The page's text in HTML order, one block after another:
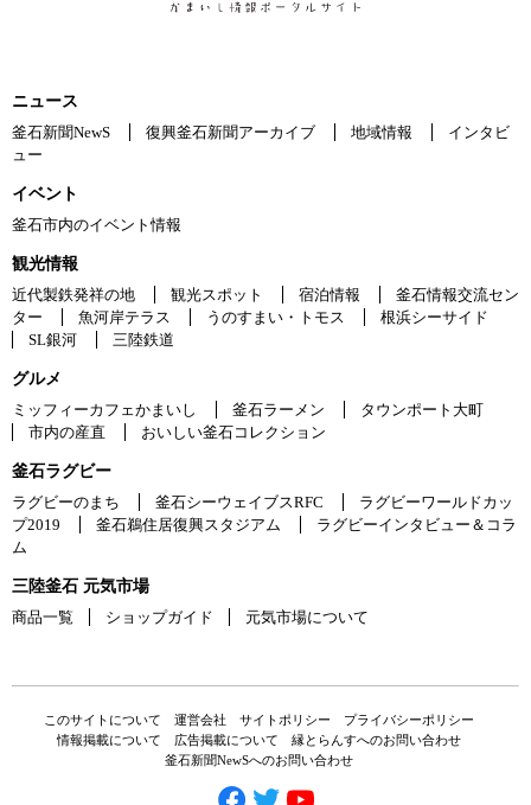
ニュース
釜石新聞NewS
復興釜石新聞アーカイブ 地域情報
インタビ
ュー
イベント
釜石市内のイベント情報
観光情報
近代製鉄発祥の地
観光スポット 宿泊情報
釜石情報交流セン
ター
魚河岸テラス うのすまい・トモス
根浜シーサイド
SL銀河
三陸鉄道
グルメ
ミッフィーカフェかまいし
釜石ラーメン
タウンポート大町
市内の産直
おいしい釜石コレクション
釜石ラグビー
ラグビーのまち
釜石シーウェイブスRFC
ラグビーワールドカッ
プ2019
釜石鵜住居復興スタジアム
ラグビーインタビュー＆コラ
ム
三陸釜石 元気市場
商品一覧
ショップガイド 元気市場について
このサイトについて 運営会社 サイトポリシー
プライバシーポリシー
情報掲載について
広告掲載について
縁とらんすへのお問い合わせ
釜石新聞NewSへのお問い合わせ